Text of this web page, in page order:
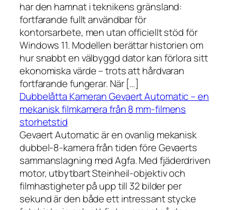
har den hamnat i teknikens gränsland:
fortfarande fullt användbar för
kontorsarbete, men utan officiellt stöd för
Windows 11. Modellen berättar historien om
hur snabbt en välbyggd dator kan förlora sitt
ekonomiska värde – trots att hårdvaran
fortfarande fungerar. När […]
Dubbelåtta Kameran Gevaert Automatic – en
mekanisk filmkamera från 8 mm-filmens
storhetstid
Gevaert Automatic är en ovanlig mekanisk
dubbel-8-kamera från tiden före Gevaerts
sammanslagning med Agfa. Med fjäderdriven
motor, utbytbart Steinheil-objektiv och
filmhastigheter på upp till 32 bilder per
sekund är den både ett intressant stycke